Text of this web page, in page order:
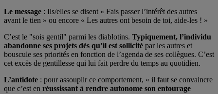
Le message : Ils/elles se disent « Fais passer l’intérêt des autres
avant le tien » ou encore « Les autres ont besoin de toi, aide-les ! »
C’est le "sois gentil" parmi les diablotins. Typiquement, l’individu
abandonne ses projets dès qu’il est sollicité par les autres et
bouscule ses priorités en fonction de l’agenda de ses collègues. C’est
cet excès de gentillesse qui lui fait perdre du temps au quotidien.
L’antidote : pour assouplir ce comportement, « il faut se convaincre
que c’est en réussissant à rendre autonome son entourage